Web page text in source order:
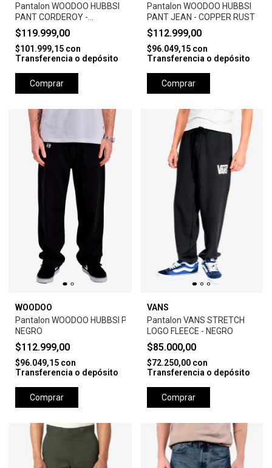
Pantalon WOODOO HUBBSI
PANT CORDEROY -
MARRON
$119.999,00
$101.999,15 con
Transferencia o depósito
Comprar
Pantalon WOODOO HUBBSI
PANT JEAN - COPPER RUST
$112.999,00
$96.049,15 con
Transferencia o depósito
Comprar
WOODOO
Pantalon WOODOO HUBBSI PANT JEAN -
NEGRO
$112.999,00
$96.049,15 con
Transferencia o depósito
Comprar
VANS
Pantalon VANS STRETCH
LOGO FLEECE - NEGRO
$85.000,00
$72.250,00 con
Transferencia o depósito
Comprar